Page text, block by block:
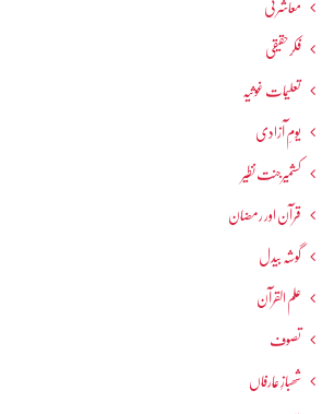
معاشرتی
فکرحقیقی
تعلیمات غوثیہ
یومِ آزادی
کشمیرجنت نظیر
قرآن اور رمضان
گوشہ بیدل
علم القرآن
تصوف
شھبازِ عارفاں